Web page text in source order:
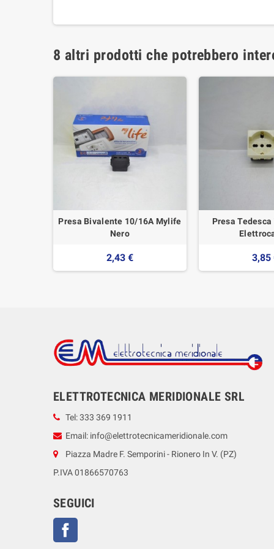
8 altri prodotti che potrebbero
Presa Bivalente 10/16A Mylife
Nero
2,43 €
Presa
3,85
ELETTROTECNICA MERIDIONALE SRL
Tel: 333 369 1911
Email: info@elettrotecnicameridionale.com
Piazza Madre F. Semporini - Rionero In V. (PZ)
P.IVA 01866570763
SEGUICI